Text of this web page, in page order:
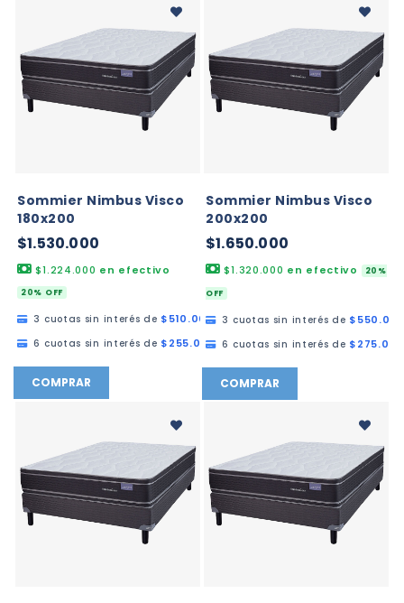
Sommier Nimbus Visco
180x200
$1.530.000
$1.224.000 en efectivo
20% OFF
3 cuotas sin interés de $510.000,00
6 cuotas sin interés de $255.000,00
COMPRAR
Sommier Nimbus Visco
200x200
$1.650.000
$1.320.000 en efectivo 20%
OFF
3 cuotas sin interés de
6 cuotas sin interés de
COMPRAR